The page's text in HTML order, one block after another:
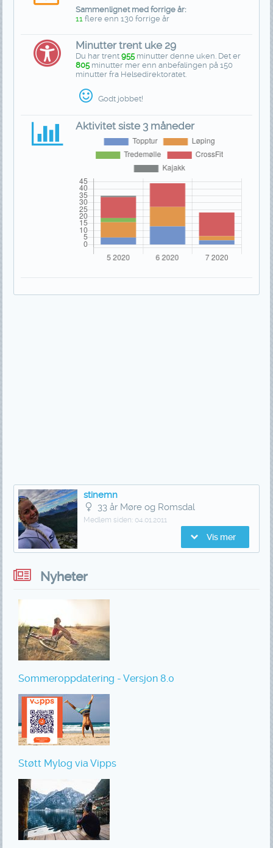
Sammenlignet med forrige år:
11 flere enn 130 forrige år
Minutter trent uke 29
Du har trent955minutter denne uken. Det er
805minutter mer enn anbefalingen på 150
minutter fra Helsedirektoratet.
Godt jobbet!
Aktivitet siste 3 måneder
stinemn
33 år Møre og Romsdal
Medlem siden: 04.01.2011
Vis mer
Nyheter
Sommeroppdatering - Versjon 8.0
Støtt Mylog via Vipps